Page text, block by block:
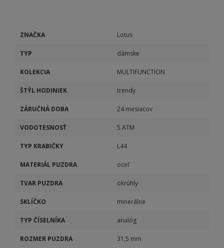
ZNAČKA Lotus
TYP dámske
KOLEKCIA MULTIFUNCTION
ŠTÝL HODINIEK trendy
ZÁRUČNÁ DOBA 24 mesiacov
VODOTESNOSŤ 5 ATM
TYP KRABIČKY L44
MATERIÁL PUZDRA oceľ
TVAR PUZDRA okrúhly
SKLÍČKO minerálne
TYP ČÍSELNÍKA analóg
ROZMER PUZDRA 31,5 mm